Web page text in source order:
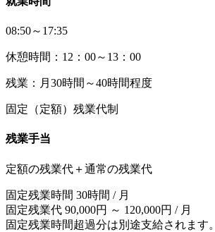
08:50～17:35
休憩時間：12：00～13：00
残業：月30時間～40時間程度
固定（定額）残業代制
残業手当
定額の残業代＋通常の残業代
固定残業時間 30時間 / 月
固定残業代 90,000円 ～ 120,000円 / 月
固定残業時間超過分は別途支給されます。